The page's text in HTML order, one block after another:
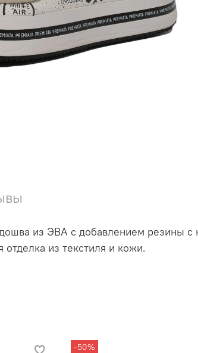
из ЭВА с добавлением резины
из текстиля и кожи.
-50%